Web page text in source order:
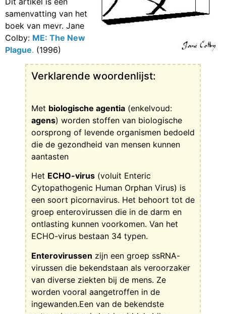
samenvatting van het
boek van mevr. Jane
Colby:ME: The New
Plague .(1996)
Verklarende woordenlijst:
agens) worden stoffen van biologische
oorsprong of levende organismen bedoeld
die de gezondheid van mensen kunnen
aantasten
Cytopathogenic Human Orphan Virus) is
een soort picornavirus. Het behoort tot de
groep enterovirussen die in de darm en
ontlasting kunnen voorkomen. Van het
ECHO-virus bestaan 34 typen.
virussen die bekendstaan als veroorzaker
van diverse ziekten bij de mens. Ze
worden vooral aangetroffen in de
ingewanden.Een van de bekendste
enterovirussen is het inmiddels bijna